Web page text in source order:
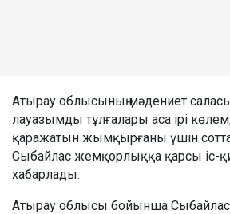
Атырау облысының мәдениет
лауазымды тұлғалары аса ірі
қаражатын жымқырғаны үшін
Сыбайлас жемқорлыққа қарсы іс-
хабарлады.
Атырау облысы бойынша